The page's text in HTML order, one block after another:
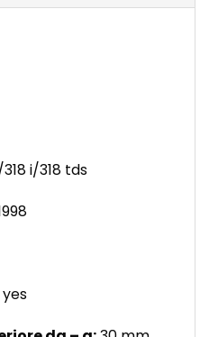
318 i/318 tds
yes